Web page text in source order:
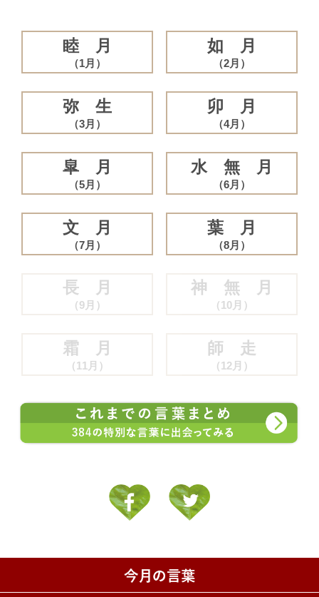
睦 月
（1月）
如 月
（2月）
弥 生
（3月）
卯 月
（4月）
皐 月
（5月）
水 無 月
（6月）
文 月
（7月）
葉 月
（8月）
長 月
（9月）
神 無 月
（10月）
霜 月
（11月）
師 走
（12月）